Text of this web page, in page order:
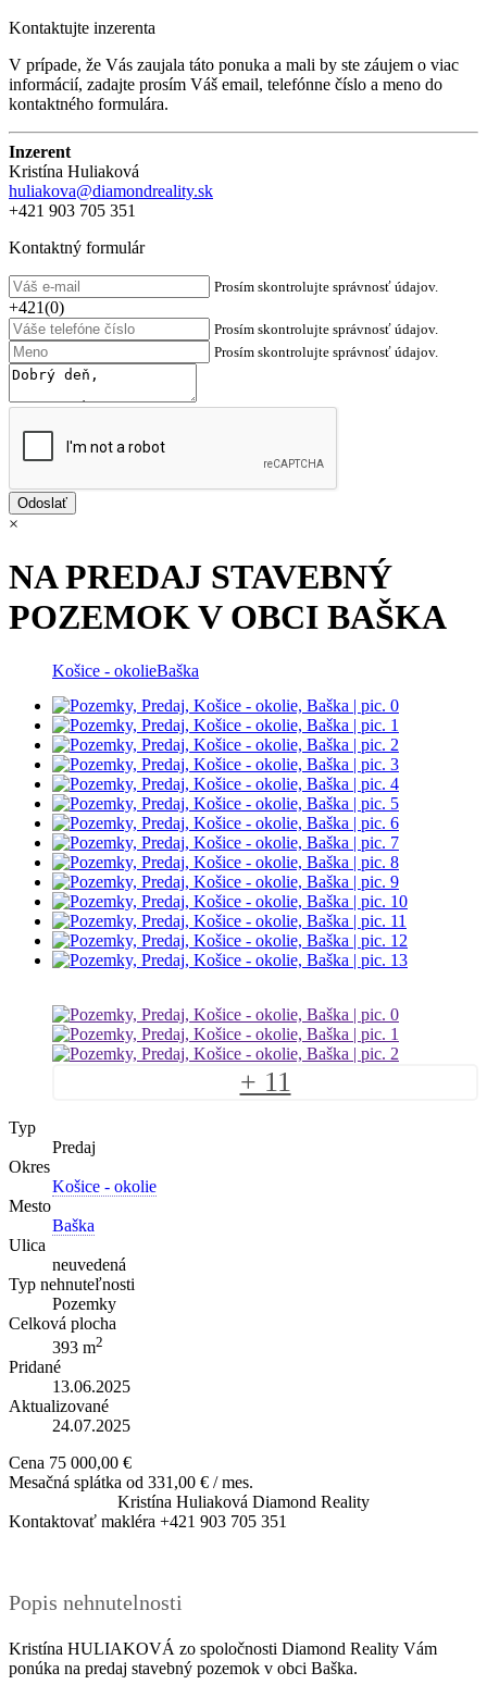
Kontaktujte inzerenta
V prípade, že Vás zaujala táto ponuka a mali by ste záujem o viac
informácií, zadajte prosím Váš email, telefónne číslo a meno do
kontaktného formulára.
Inzerent
Kristína Huliaková
huliakova@diamondreality.sk
+421 903 705 351
Kontaktný formulár
Prosím skontrolujte správnosť údajov.
+421(0)
Prosím skontrolujte správnosť údajov.
Prosím skontrolujte správnosť údajov.
×
NA PREDAJ STAVEBNÝ
POZEMOK V OBCI BAŠKA
Košice - okolieBaška
+ 11
Typ
Predaj
Okres
Košice - okolie
Mesto
Baška
Ulica
neuvedená
Typ nehnuteľnosti
Pozemky
Celková plocha
393 m2
Pridané
13.06.2025
Aktualizované
24.07.2025
Cena 75 000,00 €
Mesačná splátka od 331,00 € / mes.
Kristína Huliaková Diamond Reality
Kontaktovať makléra +421 903 705 351
Popis nehnutelnosti
Kristína HULIAKOVÁ zo spoločnosti Diamond Reality Vám
ponúka na predaj stavebný pozemok v obci Baška.